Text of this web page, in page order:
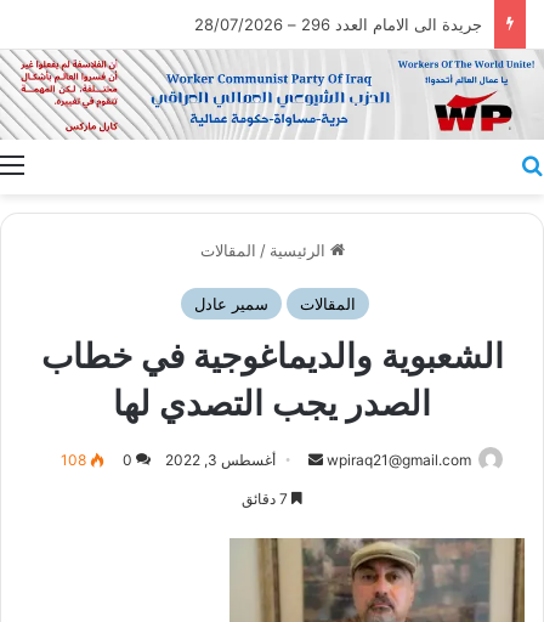
جريدة الى الامام العدد 296 – 28/07/2026
الرئيسية / المقالات
المقالات سمير عادل
الشعبوية والديماغوجية في خطاب
الصدر يجب التصدي لها
wpiraq21@gmail.com
أرسل
بريدا
أغسطس 3, 2022 0
108